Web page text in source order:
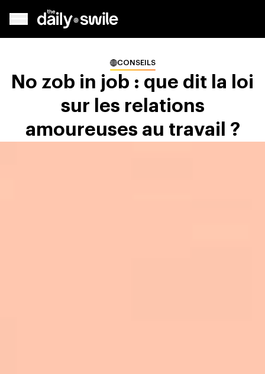
CONSEILS
No zob in job : que dit la loi
sur les relations
amoureuses au travail ?